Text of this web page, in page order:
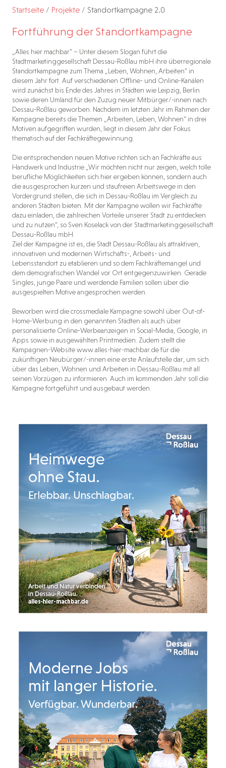
Startseite / Projekte / Standortkampagne 2.0
Fortführung der Standortkampagne
„Alles hier machbar” – Unter diesem Slogan führt die
Stadtmarketinggesellschaft Dessau-Roßlau mbH ihre überregionale
Standortkampagne zum Thema „Leben, Wohnen, Arbeiten” in
diesem Jahr fort. Auf verschiedenen Offline- und Online-Kanälen
wird zunächst bis Ende des Jahres in Städten wie Leipzig, Berlin
sowie deren Umland für den Zuzug neuer Mitbürger/-innen nach
Dessau-Roßlau geworben. Nachdem im letzten Jahr im Rahmen der
Kampagne bereits die Themen „Arbeiten, Leben, Wohnen“ in drei
Motiven aufgegriffen wurden, liegt in diesem Jahr der Fokus
thematisch auf der Fachkräftegewinnung.
Die entsprechenden neuen Motive richten sich an Fachkräfte aus
Handwerk und Industrie.„Wir möchten nicht nur zeigen, welch tolle
berufliche Möglichkeiten sich hier ergeben können, sondern auch
die ausgesprochen kurzen und staufreien Arbeitswege in den
Vordergrund stellen, die sich in Dessau-Roßlau im Vergleich zu
anderen Städten bieten. Mit der Kampagne wollen wir Fachkräfte
dazu einladen, die zahlreichen Vorteile unserer Stadt zu entdecken
und zu nutzen“, so Sven Koselack von der Stadtmarketinggesellschaft
Dessau-Roßlau mbH.
Ziel der Kampagne ist es, die Stadt Dessau-Roßlau als attraktiven,
innovativen und modernen Wirtschafts-, Arbeits- und
Lebensstandort zu etablieren und so dem Fachkräftemangel und
dem demografischen Wandel vor Ort entgegenzuwirken. Gerade
Singles, junge Paare und werdende Familien sollen über die
ausgespielten Motive angesprochen werden.
Beworben wird die crossmediale Kampagne sowohl über Out-of-
Home-Werbung in den genannten Städten als auch über
personalisierte Online-Werbeanzeigen in Social-Media, Google, in
Apps sowie in ausgewählten Printmedien. Zudem stellt die
Kampagnen-Website www.alles-hier-machbar.de für die
zukünftigen Neubürger/-innen eine erste Anlaufstelle dar, um sich
über das Leben, Wohnen und Arbeiten in Dessau-Roßlau mit all
seinen Vorzügen zu informieren. Auch im kommenden Jahr soll die
Kampagne fortgeführt und ausgebaut werden.